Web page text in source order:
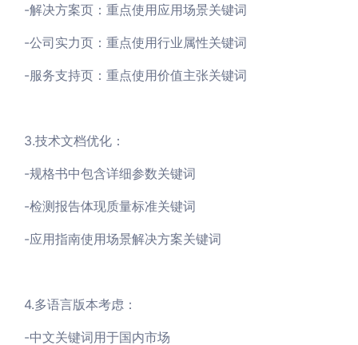
-解决方案页：重点使用应用场景关键词
-公司实力页：重点使用行业属性关键词
-服务支持页：重点使用价值主张关键词
3.技术文档优化：
-规格书中包含详细参数关键词
-检测报告体现质量标准关键词
-应用指南使用场景解决方案关键词
4.多语言版本考虑：
-中文关键词用于国内市场